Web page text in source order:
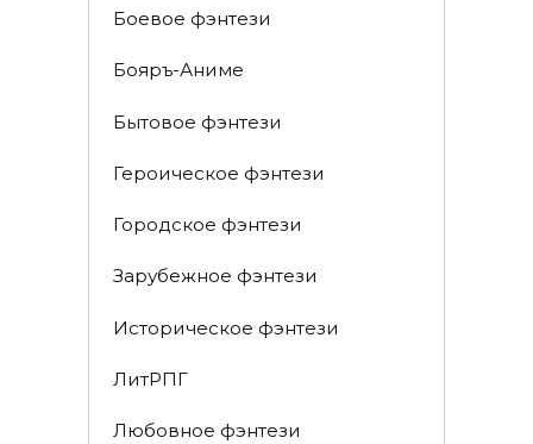
Боевое фэнтези
Бояръ-Аниме
Бытовое фэнтези
Героическое фэнтези
Городское фэнтези
Зарубежное фэнтези
Историческое фэнтези
ЛитРПГ
Любовное фэнтези